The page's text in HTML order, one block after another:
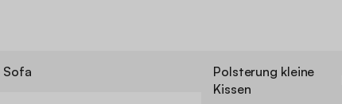
Sofa
Polsterung kleine
Kissen